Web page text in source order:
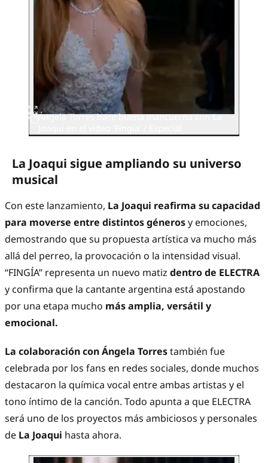
Ángela Torres hace buena mancuerna con La
La Joaqui sigue ampliando su universo
musical
Con este lanzamiento, La Joaqui reafirma su capacidad
para moverse entre distintos génerosy emociones,
demostrando que su propuesta artística va mucho más
allá del perreo, la provocación o la intensidad visual.
“FINGÍA” representa un nuevo matiz dentro de ELECTRA
y confirma que la cantante argentina está apostando
por una etapa mucho más amplia, versátil y
emocional.
La colaboración con Ángela Torrestambién fue
celebrada por los fans en redes sociales, donde muchos
destacaron la química vocal entre ambas artistas y el
tono íntimo de la canción. Todo apunta a que ELECTRA
será uno de los proyectos más ambiciosos y personales
de La Joaqui hasta ahora.